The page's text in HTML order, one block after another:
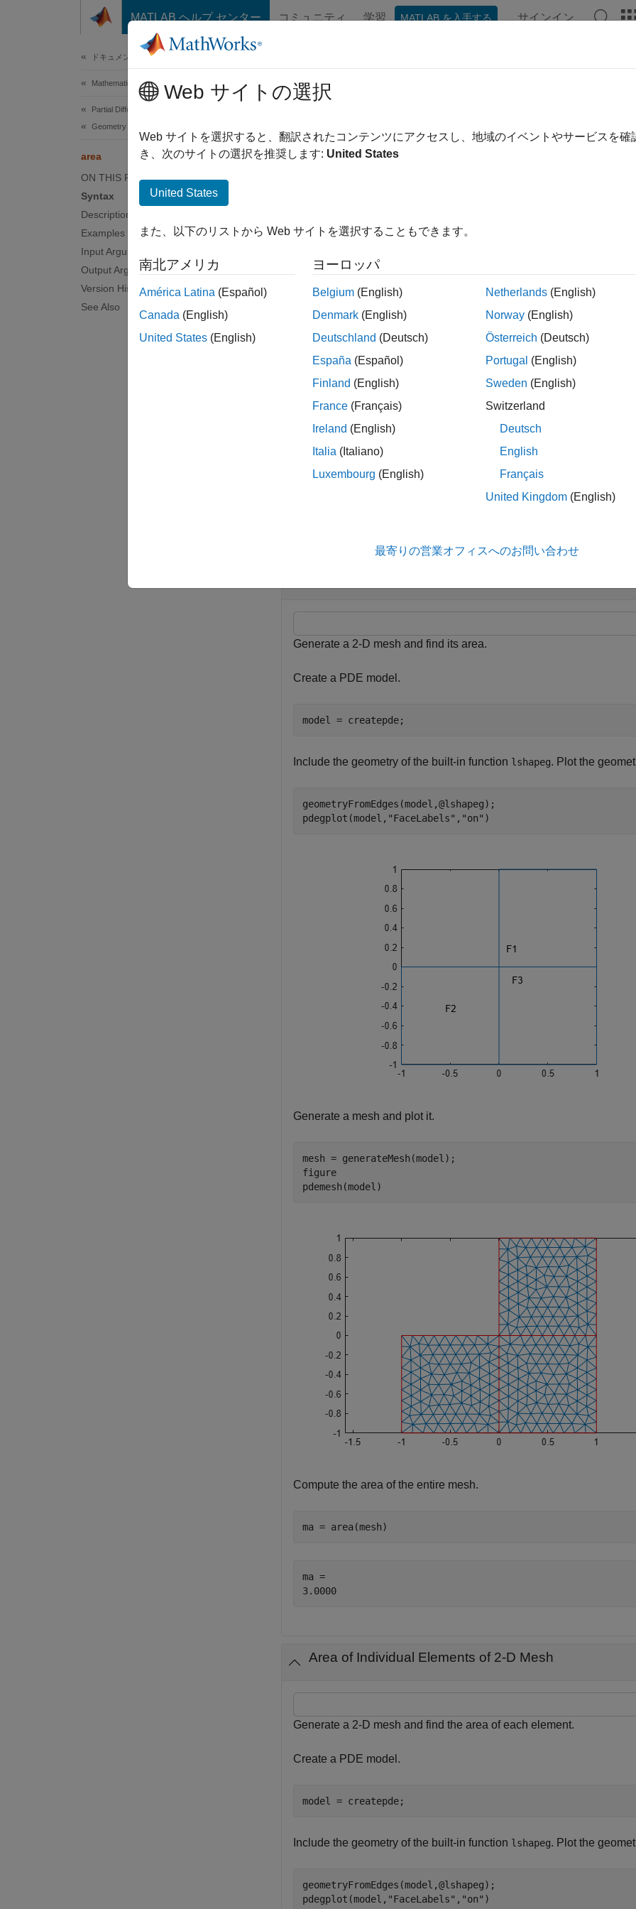
コンテンツへスキップ
MATLAB ヘルプ センター コミュニティ 学習 MATLAB を入手する サインイン
ドキュメンテーションのホーム
Mathematics and Optimization
Partial Differential Equation Toolbox
Geometry and Mesh
area
ON THIS PAGE
Syntax
Description
Examples
Input Arguments
Output Arguments
Version History
See Also
area
Compute area of 2-D mesh elements
[A,AE] = area(mesh)
Description
= area( returns the area
example
] = area( also returns a row vector AE containing areas of
example
,
example
Generate a 2-D mesh and find its area.
Create a PDE model.
model = createpde;
Include the geometry of the built-in function lshapeg. Plot the
geometryFromEdges(model,@lshapeg);
pdegplot(model, "FaceLabels" , "on" )
Generate a mesh and plot it.
mesh = generateMesh(model);
figure
pdemesh(model)
Compute the area of the entire mesh.
ma = area(mesh)
ma =
Area of Individual Elements of 2-D Mesh
Generate a 2-D mesh and find the area of each element.
Create a PDE model.
model = createpde;
Include the geometry of the built-in function lshapeg. Plot the
geometryFromEdges(model,@lshapeg);
pdegplot(model, "FaceLabels" , "on" )
Web サイトの選択
Web サイトを選択すると、翻訳されたコンテンツにアクセスし、地域のイベントやサービスを
き、次のサイトの選択を推奨します: United States
United States
また、以下のリストから Web サイトを選択することもできます。
南北アメリカ
América Latina (Español)
Canada (English)
United States (English)
ヨーロッパ
Belgium (English)
Denmark (English)
Deutschland (Deutsch)
España (Español)
Finland (English)
France (Français)
Ireland (English)
Italia (Italiano)
Luxembourg (English)
Netherlands (English)
Norway (English)
Österreich (Deutsch)
Portugal (English)
Sweden (English)
Switzerland
Deutsch
English
Français
United Kingdom (English)
最寄りの営業オフィスへのお問い合わせ